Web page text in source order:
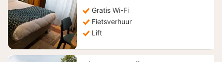
Gratis Wi-Fi
Fietsverhuur
Lift